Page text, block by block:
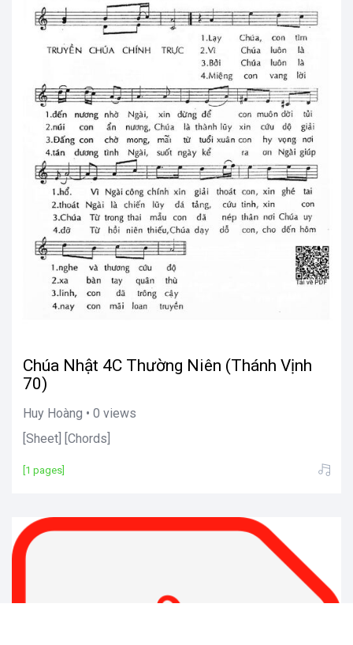
Chúa Nhật 4C Thường Niên (Thánh Vịnh
70)
Huy Hoàng • 0 views
[Sheet] [Chords]
[1 pages]